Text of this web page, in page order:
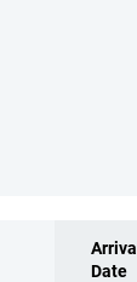
Arrival
Date